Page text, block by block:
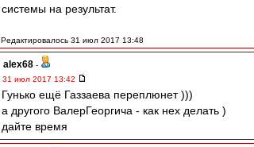
системы на результат.
Редактировалось 31 июл 2017 13:48
alex68 -
31 июл 2017 13:42
Гунько ещё Газзаева переплюнет )))
а другого ВалерГеоргича - как нех делать )
дайте время